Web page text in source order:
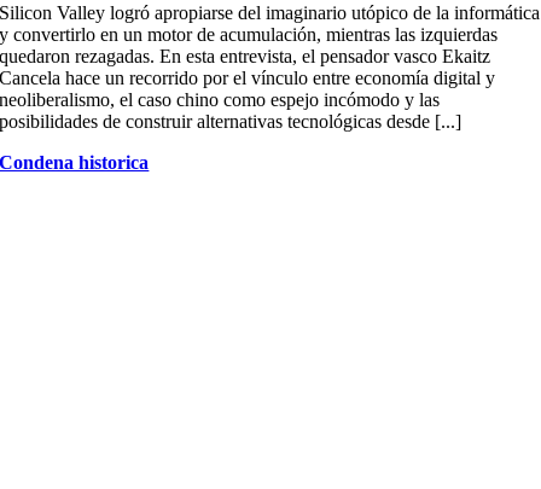
Silicon Valley logró apropiarse del imaginario utópico de la informática
y convertirlo en un motor de acumulación, mientras las izquierdas
quedaron rezagadas. En esta entrevista, el pensador vasco Ekaitz
Cancela hace un recorrido por el vínculo entre economía digital y
neoliberalismo, el caso chino como espejo incómodo y las
posibilidades de construir alternativas tecnológicas desde [...]
Condena historica